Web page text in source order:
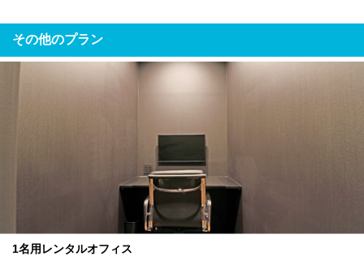
その他のプラン
1名用レンタルオフィス